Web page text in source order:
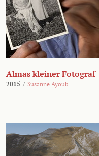
Almas kleiner Fotograf
2015 / Susanne Ayoub